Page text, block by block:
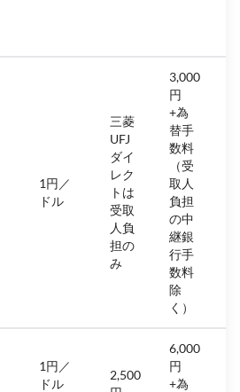
1円／
ドル
三菱
UFJ
ダイ
レク
トは
受取
人負
担の
み
3,000
円
+為
替手
数料
（受
取人
負担
の中
継銀
行手
数料
除
く）
1円／
ドル
2,500
6,000
円
+為